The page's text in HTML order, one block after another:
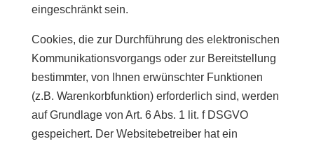
eingeschränkt sein.
Cookies, die zur Durchführung des elektronischen
Kommunikationsvorgangs oder zur Bereitstellung
bestimmter, von Ihnen erwünschter Funktionen
(z.B. Warenkorbfunktion) erforderlich sind, werden
auf Grundlage von Art. 6 Abs. 1 lit. f DSGVO
gespeichert. Der Websitebetreiber hat ein